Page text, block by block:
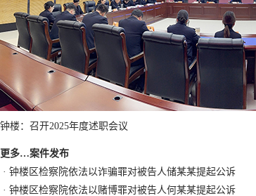
钟楼：召开2025年度述职会议
更多…案件发布
· 钟楼区检察院依法以诈骗罪对被告人储某某提起公诉
· 钟楼区检察院依法以赌博罪对被告人何某某提起公诉